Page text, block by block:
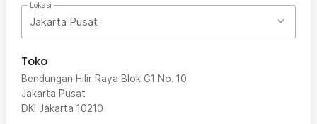
Lokasi
Jakarta Pusat
Toko
Bendungan Hilir Raya Blok G1 No. 10
Jakarta Pusat
DKI Jakarta 10210